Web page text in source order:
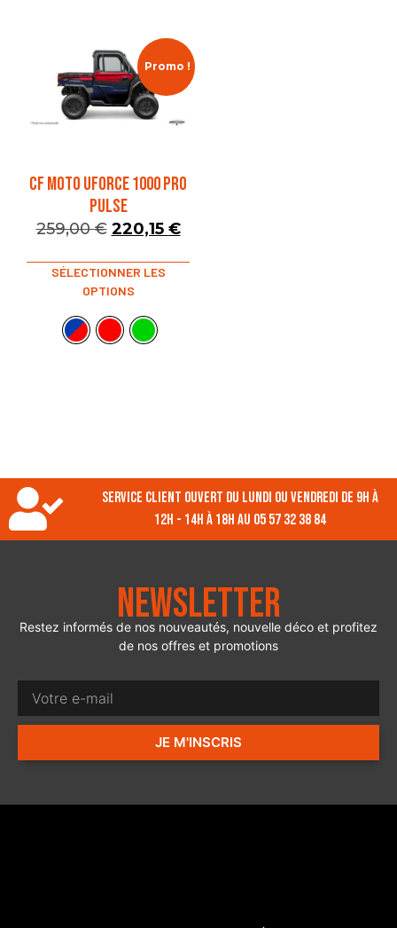
Promo !
CF MOTO UFORCE 1000 PRO
PULSE
259,00€ 220,15 €
SÉLECTIONNER LES
OPTIONS
Service client ouvert du lundi ou vendredi de 9h à
12h - 14h à 18h au 05 57 32 38 84
Newsletter
Restez informés de nos nouveautés, nouvelle déco et profitez
de nos offres et promotions
JE M'INSCRIS